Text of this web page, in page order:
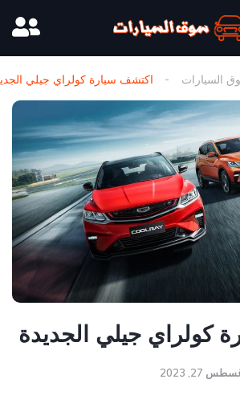
السيارات اكتشف سيارة كولراي جيلي
كولراي جيلي الجديدة
27, 2023